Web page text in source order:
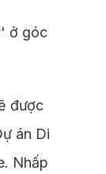
ở góc
được
án Di
Nhấp